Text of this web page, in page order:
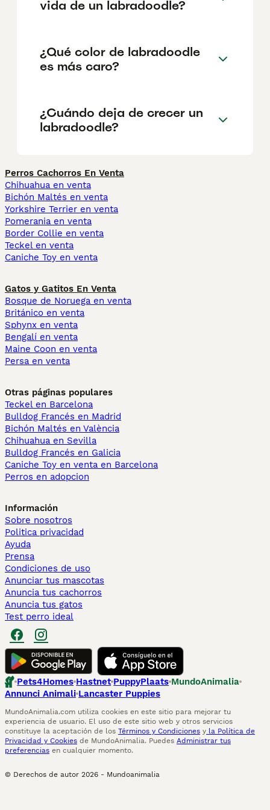
vida de un labradoodle?
¿Qué color de labradoodle
es más caro?
¿Cuándo deja de crecer un
labradoodle?
Perros Cachorros En Venta
Chihuahua en venta
Bichón Maltés en venta
Yorkshire Terrier en venta
Pomerania en venta
Border Collie en venta
Teckel en venta
Caniche Toy en venta
Gatos y Gatitos En Venta
Bosque de Noruega en venta
Británico en venta
Sphynx en venta
Bengalí en venta
Maine Coon en venta
Persa en venta
Otras páginas populares
Teckel en Barcelona
Bulldog Francés en Madrid
Bichón Maltés en València
Chihuahua en Sevilla
Bulldog Francés en Galicia
Caniche Toy en venta en Barcelona
Perros en adopcion
Información
Sobre nosotros
Politica privacidad
Ayuda
Prensa
Condiciones de uso
Anunciar tus mascotas
Anuncia tus cachorros
Anuncia tus gatos
Test perro ideal
Pets4Homes Hastnet PuppyPlaats MundoAnimalia
Annunci Animali Lancaster Puppies
MundoAnimalia.com utiliza cookies en este sitio para mejorar tu
experiencia de usuario. El uso de este sitio web y otros servicios
constituye la aceptación de los Términos y Condiciones y la Política de
Privacidad y Cookies de MundoAnimalia. Puedes Administrar tus
preferencias en cualquier momento.
© Derechos de autor 2026 - Mundoanimalia